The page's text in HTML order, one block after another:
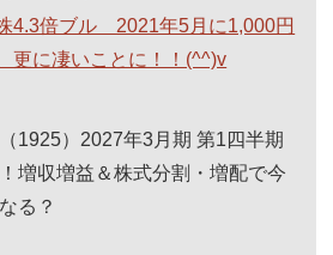
4.3倍ブル 2021年5月に1,000円
更に凄いことに！！(^^)v
1925）2027年3月期 第1四半期
増収増益＆株式分割・増配で今
る？